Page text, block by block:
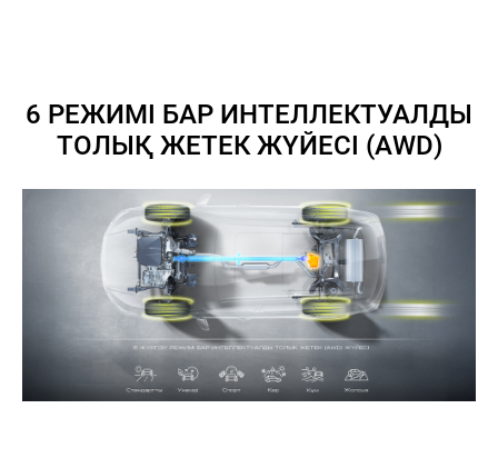
ЖАҢАЛЫҚТАР БАЙЛАНЫСТАР
8 (778) 018
99 54
Haval
Atyrau
6 РЕЖИМІ БАР ИНТЕЛЛЕКТУАЛДЫ
ТОЛЫҚ ЖЕТЕК ЖҮЙЕСІ (AWD)